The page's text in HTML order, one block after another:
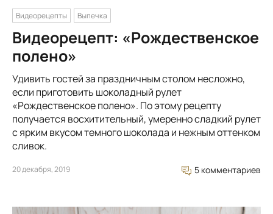
Видеорецепты Выпечка
Видеорецепт: «Рождественское
полено»
Удивить гостей за праздничным столом несложно,
если приготовить шоколадный рулет
«Рождественское полено». По этому рецепту
получается восхитительный, умеренно сладкий рулет
с ярким вкусом темного шоколада и нежным оттенком
сливок.
20 декабря, 2019 5 комментариев